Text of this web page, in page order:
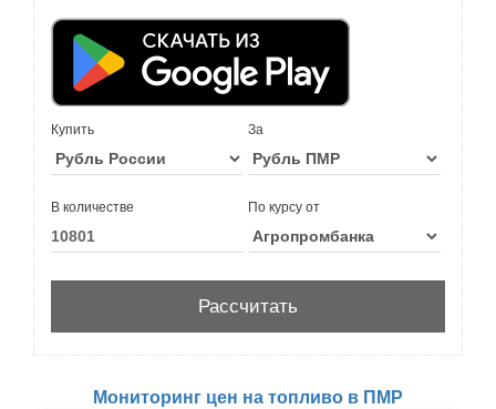
Купить За
В количестве По курсу от
Мониторинг цен на топливо в ПМР